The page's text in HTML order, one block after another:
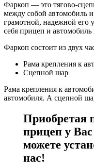
Фаркоп — это тягово-
между собой автомобиль
грамотной, надежной его
себя прицеп и автомобиль
Фаркоп состоит из двух
Рама крепления к
Сцепной шар
Рама крепления к
автомобиля. А сцепной
Приобретая
прицеп у
можете
нас!